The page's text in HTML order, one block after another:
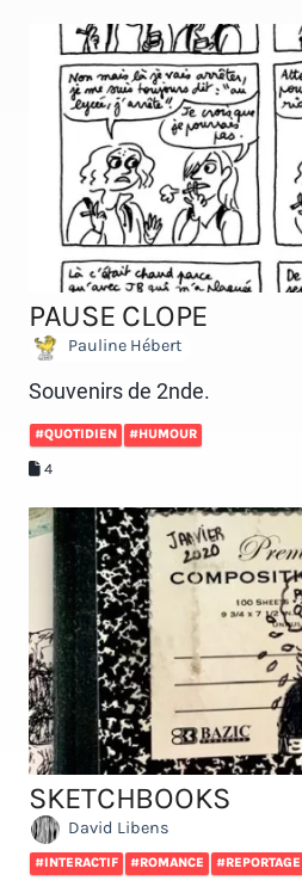
PAUSE CLOPE
Pauline Hébert
Souvenirs de 2nde.
#QUOTIDIEN #HUMOUR
4
SKETCHBOOKS
David Libens
#INTERACTIF #ROMANCE